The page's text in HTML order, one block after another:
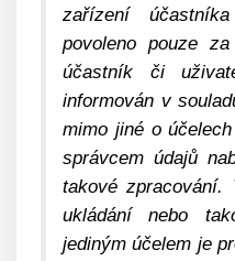
zařízení
povoleno pouze
účastník či
informován v
mimo jiné o
správcem údajů
takové zpracování.
ukládání nebo
jediným účelem je